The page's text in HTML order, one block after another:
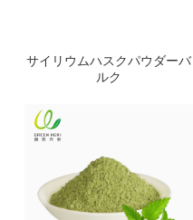
サイリウムハスクパウダーバ
ルク